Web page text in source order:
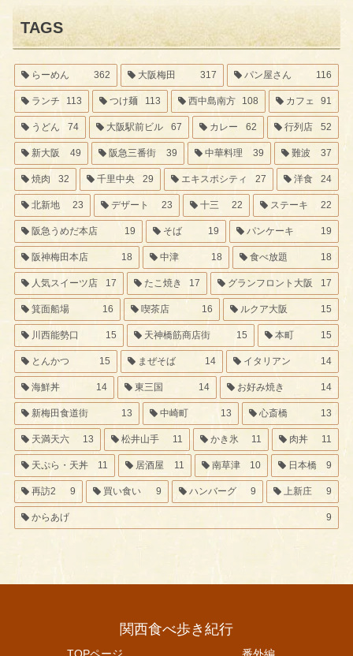
TAGS
らーめん 362 大阪梅田 317 パン屋さん 116
ランチ 113 つけ麺 113 西中島南方 108 カフェ 91
うどん 74 大阪駅前ビル 67 カレー 62 行列店 52
新大阪 49 阪急三番街 39 中華料理 39 難波 37
焼肉 32 千里中央 29 エキスポシティ 27 洋食 24
北新地 23 デザート 23 十三 22 ステーキ 22
阪急うめだ本店 19 そば 19 パンケーキ 19
阪神梅田本店 18 中津 18 食べ放題 18
人気スイーツ店 17 たこ焼き 17 グランフロント大阪 17
箕面船場 16 喫茶店 16 ルクア大阪 15
川西能勢口 15 天神橋筋商店街 15 本町 15
とんかつ 15 まぜそば 14 イタリアン 14
海鮮丼 14 東三国 14 お好み焼き 14
新梅田食道街 13 中崎町 13 心斎橋 13
天満天六 13 松井山手 11 かき氷 11 肉丼 11
天ぷら・天丼 11 居酒屋 11 南草津 10 日本橋 9
再訪2 9 買い食い 9 ハンバーグ 9 上新庄 9
からあげ 9
関西食べ歩き紀行